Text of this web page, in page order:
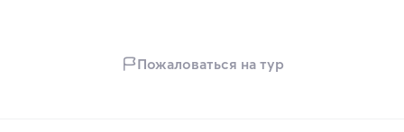
Пожаловаться на тур